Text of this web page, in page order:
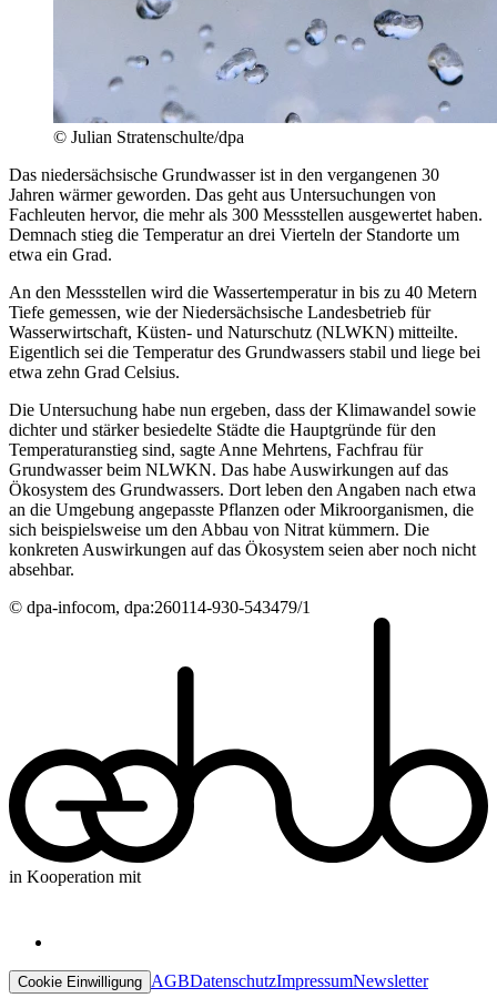
© Julian Stratenschulte/dpa
Das niedersächsische Grundwasser ist in den vergangenen 30
Jahren wärmer geworden. Das geht aus Untersuchungen von
Fachleuten hervor, die mehr als 300 Messstellen ausgewertet haben.
Demnach stieg die Temperatur an drei Vierteln der Standorte um
etwa ein Grad.
An den Messstellen wird die Wassertemperatur in bis zu 40 Metern
Tiefe gemessen, wie der Niedersächsische Landesbetrieb für
Wasserwirtschaft, Küsten- und Naturschutz (NLWKN) mitteilte.
Eigentlich sei die Temperatur des Grundwassers stabil und liege bei
etwa zehn Grad Celsius.
Die Untersuchung habe nun ergeben, dass der Klimawandel sowie
dichter und stärker besiedelte Städte die Hauptgründe für den
Temperaturanstieg sind, sagte Anne Mehrtens, Fachfrau für
Grundwasser beim NLWKN. Das habe Auswirkungen auf das
Ökosystem des Grundwassers. Dort leben den Angaben nach etwa
an die Umgebung angepasste Pflanzen oder Mikroorganismen, die
sich beispielsweise um den Abbau von Nitrat kümmern. Die
konkreten Auswirkungen auf das Ökosystem seien aber noch nicht
absehbar.
© dpa-infocom, dpa:260114-930-543479/1
in Kooperation mit
Cookie Einwilligung AGBDatenschutzImpressumNewsletter